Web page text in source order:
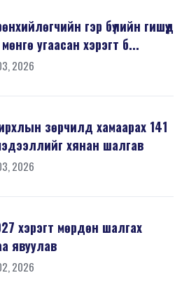
гэр бүлийн гишүүд
угаасан хэрэгт б...
2026
зөрчилд хамаарах 141
хянан шалгав
2026
хэрэгт мөрдөн шалгах
явуулав
2026